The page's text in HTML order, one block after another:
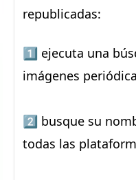
republicadas:
1️⃣ ejecuta una
imágenes
2️⃣ busque su
todas las